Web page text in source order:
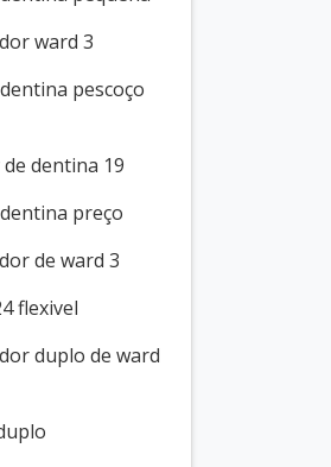
ward 3
pescoço
de dentina 19
preço
de ward 3
flexivel
duplo de ward